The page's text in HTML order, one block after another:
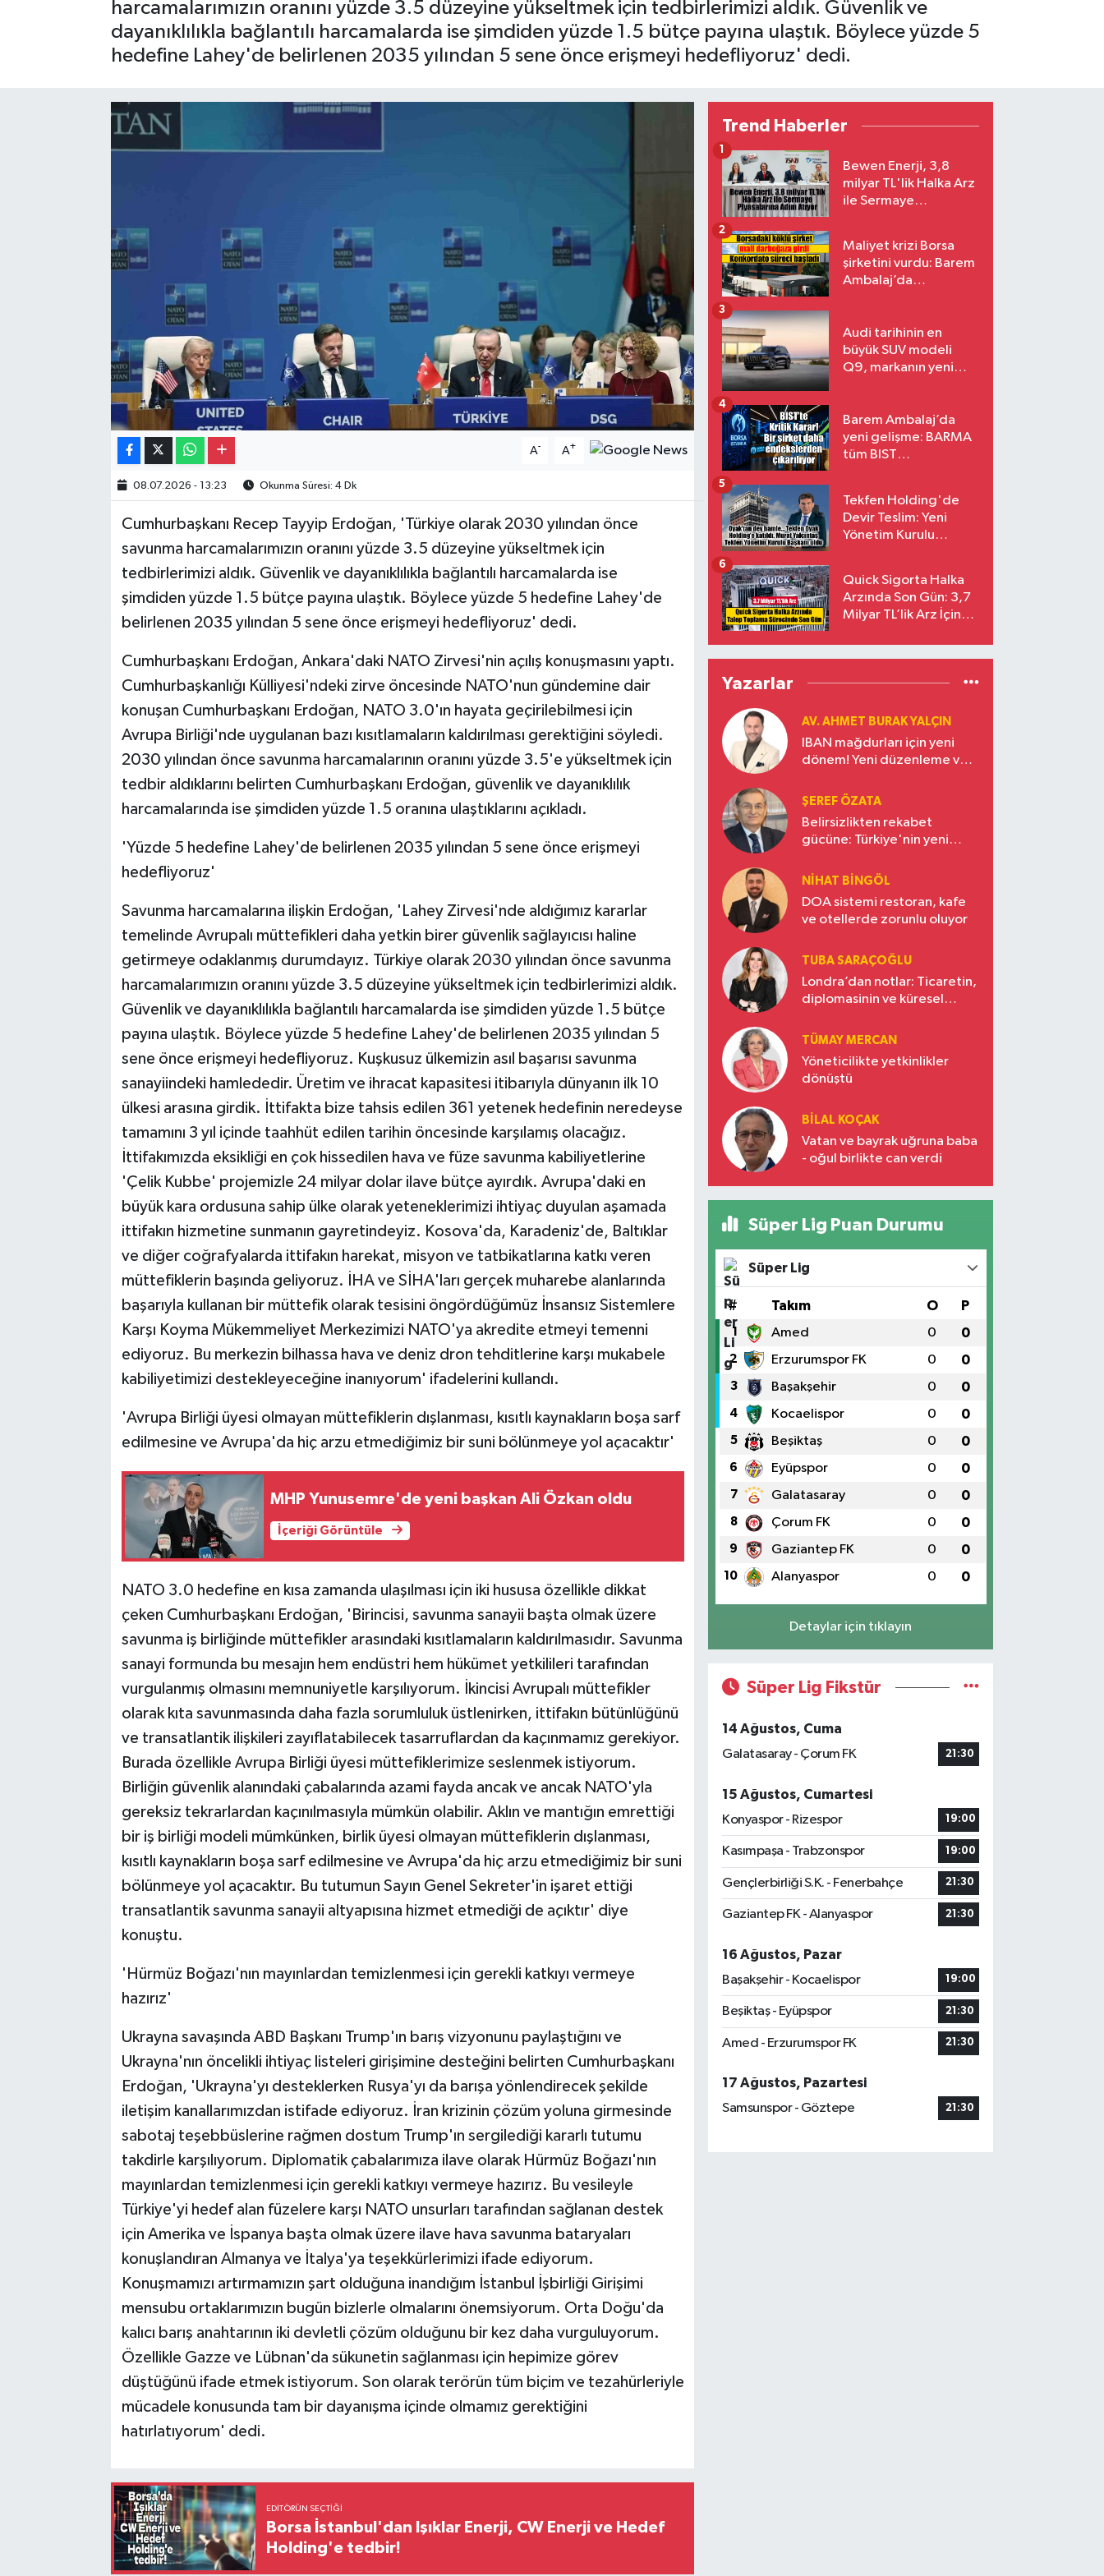
harcamalarımızın oranını yüzde 3.5 düzeyine yükseltmek için tedbirlerimizi aldık. Güvenlik ve
dayanıklılıkla bağlantılı harcamalarda ise şimdiden yüzde 1.5 bütçe payına ulaştık. Böylece yüzde 5
hedefine Lahey'de belirlenen 2035 yılından 5 sene önce erişmeyi hedefliyoruz' dedi.
A- A+
08.07.2026 - 13:23 Okunma Süresi: 4 Dk
Cumhurbaşkanı Recep Tayyip Erdoğan, 'Türkiye olarak 2030 yılından önce
savunma harcamalarımızın oranını yüzde 3.5 düzeyine yükseltmek için
tedbirlerimizi aldık. Güvenlik ve dayanıklılıkla bağlantılı harcamalarda ise
şimdiden yüzde 1.5 bütçe payına ulaştık. Böylece yüzde 5 hedefine Lahey'de
belirlenen 2035 yılından 5 sene önce erişmeyi hedefliyoruz' dedi.
Cumhurbaşkanı Erdoğan, Ankara'daki NATO Zirvesi'nin açılış konuşmasını yaptı.
Cumhurbaşkanlığı Külliyesi'ndeki zirve öncesinde NATO'nun gündemine dair
konuşan Cumhurbaşkanı Erdoğan, NATO 3.0'ın hayata geçirilebilmesi için
Avrupa Birliği'nde uygulanan bazı kısıtlamaların kaldırılması gerektiğini söyledi.
2030 yılından önce savunma harcamalarının oranını yüzde 3.5'e yükseltmek için
tedbir aldıklarını belirten Cumhurbaşkanı Erdoğan, güvenlik ve dayanıklılık
harcamalarında ise şimdiden yüzde 1.5 oranına ulaştıklarını açıkladı.
'Yüzde 5 hedefine Lahey'de belirlenen 2035 yılından 5 sene önce erişmeyi
hedefliyoruz'
Savunma harcamalarına ilişkin Erdoğan, 'Lahey Zirvesi'nde aldığımız kararlar
temelinde Avrupalı müttefikleri daha yetkin birer güvenlik sağlayıcısı haline
getirmeye odaklanmış durumdayız. Türkiye olarak 2030 yılından önce savunma
harcamalarımızın oranını yüzde 3.5 düzeyine yükseltmek için tedbirlerimizi aldık.
Güvenlik ve dayanıklılıkla bağlantılı harcamalarda ise şimdiden yüzde 1.5 bütçe
payına ulaştık. Böylece yüzde 5 hedefine Lahey'de belirlenen 2035 yılından 5
sene önce erişmeyi hedefliyoruz. Kuşkusuz ülkemizin asıl başarısı savunma
sanayiindeki hamlededir. Üretim ve ihracat kapasitesi itibarıyla dünyanın ilk 10
ülkesi arasına girdik. İttifakta bize tahsis edilen 361 yetenek hedefinin neredeyse
tamamını 3 yıl içinde taahhüt edilen tarihin öncesinde karşılamış olacağız.
İttifakımızda eksikliği en çok hissedilen hava ve füze savunma kabiliyetlerine
'Çelik Kubbe' projemizle 24 milyar dolar ilave bütçe ayırdık. Avrupa'daki en
büyük kara ordusuna sahip ülke olarak yeteneklerimizi ihtiyaç duyulan aşamada
ittifakın hizmetine sunmanın gayretindeyiz. Kosova'da, Karadeniz'de, Baltıklar
ve diğer coğrafyalarda ittifakın harekat, misyon ve tatbikatlarına katkı veren
müttefiklerin başında geliyoruz. İHA ve SİHA'ları gerçek muharebe alanlarında
başarıyla kullanan bir müttefik olarak tesisini öngördüğümüz İnsansız Sistemlere
Karşı Koyma Mükemmeliyet Merkezimizi NATO'ya akredite etmeyi temenni
ediyoruz. Bu merkezin bilhassa hava ve deniz dron tehditlerine karşı mukabele
kabiliyetimizi destekleyeceğine inanıyorum' ifadelerini kullandı.
'Avrupa Birliği üyesi olmayan müttefiklerin dışlanması, kısıtlı kaynakların boşa sarf
edilmesine ve Avrupa'da hiç arzu etmediğimiz bir suni bölünmeye yol açacaktır'
MHP Yunusemre'de yeni başkan Ali Özkan oldu
İçeriği Görüntüle
NATO 3.0 hedefine en kısa zamanda ulaşılması için iki hususa özellikle dikkat
çeken Cumhurbaşkanı Erdoğan, 'Birincisi, savunma sanayii başta olmak üzere
savunma iş birliğinde müttefikler arasındaki kısıtlamaların kaldırılmasıdır. Savunma
sanayi formunda bu mesajın hem endüstri hem hükümet yetkilileri tarafından
vurgulanmış olmasını memnuniyetle karşılıyorum. İkincisi Avrupalı müttefikler
olarak kıta savunmasında daha fazla sorumluluk üstlenirken, ittifakın bütünlüğünü
ve transatlantik ilişkileri zayıflatabilecek tasarruflardan da kaçınmamız gerekiyor.
Burada özellikle Avrupa Birliği üyesi müttefiklerimize seslenmek istiyorum.
Birliğin güvenlik alanındaki çabalarında azami fayda ancak ve ancak NATO'yla
gereksiz tekrarlardan kaçınılmasıyla mümkün olabilir. Aklın ve mantığın emrettiği
bir iş birliği modeli mümkünken, birlik üyesi olmayan müttefiklerin dışlanması,
kısıtlı kaynakların boşa sarf edilmesine ve Avrupa'da hiç arzu etmediğimiz bir suni
bölünmeye yol açacaktır. Bu tutumun Sayın Genel Sekreter'in işaret ettiği
transatlantik savunma sanayii altyapısına hizmet etmediği de açıktır' diye
konuştu.
'Hürmüz Boğazı'nın mayınlardan temizlenmesi için gerekli katkıyı vermeye
hazırız'
Ukrayna savaşında ABD Başkanı Trump'ın barış vizyonunu paylaştığını ve
Ukrayna'nın öncelikli ihtiyaç listeleri girişimine desteğini belirten Cumhurbaşkanı
Erdoğan, 'Ukrayna'yı desteklerken Rusya'yı da barışa yönlendirecek şekilde
iletişim kanallarımızdan istifade ediyoruz. İran krizinin çözüm yoluna girmesinde
sabotaj teşebbüslerine rağmen dostum Trump'ın sergilediği kararlı tutumu
takdirle karşılıyorum. Diplomatik çabalarımıza ilave olarak Hürmüz Boğazı'nın
mayınlardan temizlenmesi için gerekli katkıyı vermeye hazırız. Bu vesileyle
Türkiye'yi hedef alan füzelere karşı NATO unsurları tarafından sağlanan destek
için Amerika ve İspanya başta olmak üzere ilave hava savunma bataryaları
konuşlandıran Almanya ve İtalya'ya teşekkürlerimizi ifade ediyorum.
Konuşmamızı artırmamızın şart olduğuna inandığım İstanbul İşbirliği Girişimi
mensubu ortaklarımızın bugün bizlerle olmalarını önemsiyorum. Orta Doğu'da
kalıcı barış anahtarının iki devletli çözüm olduğunu bir kez daha vurguluyorum.
Özellikle Gazze ve Lübnan'da sükunetin sağlanması için hepimize görev
düştüğünü ifade etmek istiyorum. Son olarak terörün tüm biçim ve tezahürleriyle
mücadele konusunda tam bir dayanışma içinde olmamız gerektiğini
hatırlatıyorum' dedi.
EDITÖRÜN SEÇTIĞI
Borsa İstanbul'dan Işıklar Enerji, CW Enerji ve Hedef
Holding'e tedbir!
Trend Haberler
Bewen Enerji, 3,8
milyar TL'lik Halka Arz
ile Sermaye
Maliyet krizi Borsa
şirketini vurdu: Barem
Ambalaj’da
2
Audi tarihinin en
büyük SUV modeli
Q9, markanın yeni
3
Barem Ambalaj’da
yeni gelişme: BARMA
tüm BIST
4
Tekfen Holding'de
Devir Teslim: Yeni
Yönetim Kurulu
5
Quick Sigorta Halka
Arzında Son Gün: 3,7
Milyar TL’lik Arz İçin
Eriyor
6
Yazarlar
AV. AHMET BURAK YALÇIN
IBAN mağdurları için yeni
dönem! Yeni düzenleme ve
ŞEREF ÖZATA
Belirsizlikten rekabet
gücüne: Türkiye'nin yeni
NIHAT BINGÖL
DOA sistemi restoran, kafe
ve otellerde zorunlu oluyor
TUBA SARAÇOĞLU
Londra’dan notlar: Ticaretin,
diplomasinin ve küresel
Türkiye’nin yükselen gücü
TÜMAY MERCAN
Yöneticilikte yetkinlikler
dönüştü
BILAL KOÇAK
Vatan ve bayrak uğruna baba
- oğul birlikte can verdi
Süper Lig Puan Durumu
Süper Lig
# Takım O P
1 Amed 0 0
2 Erzurumspor FK 0 0
3 Başakşehir 0 0
4 Kocaelispor 0 0
5 Beşiktaş 0 0
6 Eyüpspor 0 0
7 Galatasaray 0 0
8 Çorum FK 0 0
9 Gaziantep FK 0 0
10 Alanyaspor 0 0
Detaylar için tıklayın
Süper Lig Fikstür
14 Ağustos, Cuma
Galatasaray - Çorum FK
21:30
15 Ağustos, Cumartesi
Konyaspor - Rizespor
19:00
Kasımpaşa - Trabzonspor 19:00
Gençlerbirliği S.K. - Fenerbahçe 21:30
Gaziantep FK - Alanyaspor 21:30
16 Ağustos, Pazar
Başakşehir - Kocaelispor
19:00
Beşiktaş - Eyüpspor 21:30
Amed - Erzurumspor FK 21:30
17 Ağustos, Pazartesi
Samsunspor - Göztepe
21:30
Gayrimenkul